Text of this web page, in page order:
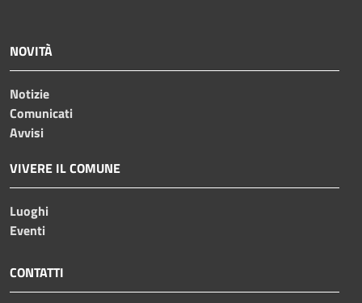
NOVITÀ
Notizie
Comunicati
Avvisi
VIVERE IL COMUNE
Luoghi
Eventi
CONTATTI